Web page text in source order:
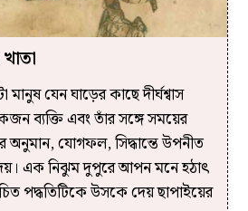
যেন ঘাড়ের কাছে দীর্ঘশ্বাস
ব্যক্তি এবং তাঁর সঙ্গে সময়ের
অনুমান, যোগফল, সিদ্ধান্তে উপনীত
এক নিঝুম দুপুরে আপন মনে হঠাৎ
পদ্ধতিটিকে উসকে দেয় ছাপাইয়ের